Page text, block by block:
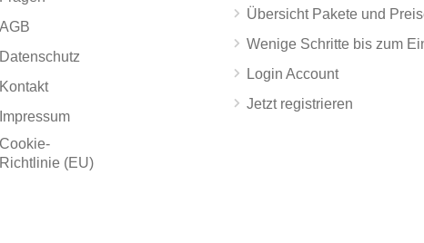
AGB
Datenschutz
Kontakt
Impressum
Cookie-
Richtlinie (EU)
Übersicht Pakete und
Wenige Schritte bis zum
Login Account
Jetzt registrieren